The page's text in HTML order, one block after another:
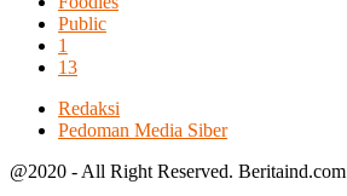
Public
1
13
Redaksi
Pedoman Media Siber
@2020 - All Right Reserved. Beritaind.com